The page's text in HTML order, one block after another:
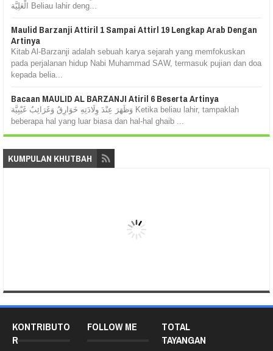
الْعَلِيَّة Beliau lahir deng...
Maulid Barzanji Attiril 1 Sampai Attirl 19 Lengkap Arab Dengan
Artinya
Kitab Al-Barzanji adalah sebuah karya sejarah yang memfokuskan
pada perjalanan hidup Nabi Muhammad SAW, termasuk pujian dan doa
kepada belia...
Bacaan MAULID AL BARZANJI Atiril 6 Beserta Artinya
وَظَهَرَ عِنْدَ وِلَادَتِهِ خَوَارِقُ وَغَرَائِبُ غَيْبِيَّة Ketika beliau lahir, tampaklah
beberapa hal yang luar biasa dan hal-hal ghaib ...
KUMPULAN KHUTBAH
KONTRIBUTO
R
FOLLOW ME
TOTAL
TAYANGAN